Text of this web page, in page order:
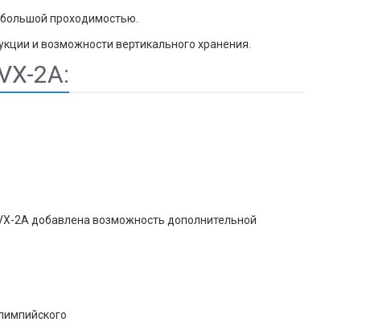
проходимостью.
и возможности вертикального хранения.
2А:
2А добавлена возможность дополнительной